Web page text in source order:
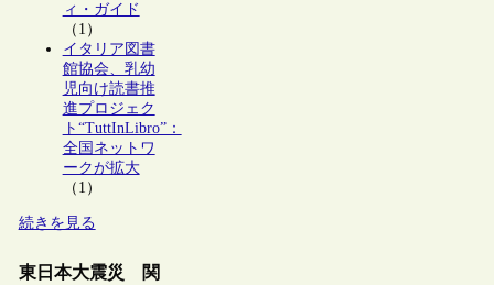
ィ・ガイド
（1）
イタリア図書
館協会、乳幼
児向け読書推
進プロジェク
ト“TuttInLibro”：
全国ネットワ
ークが拡大
（1）
続きを見る
東日本大震災 関